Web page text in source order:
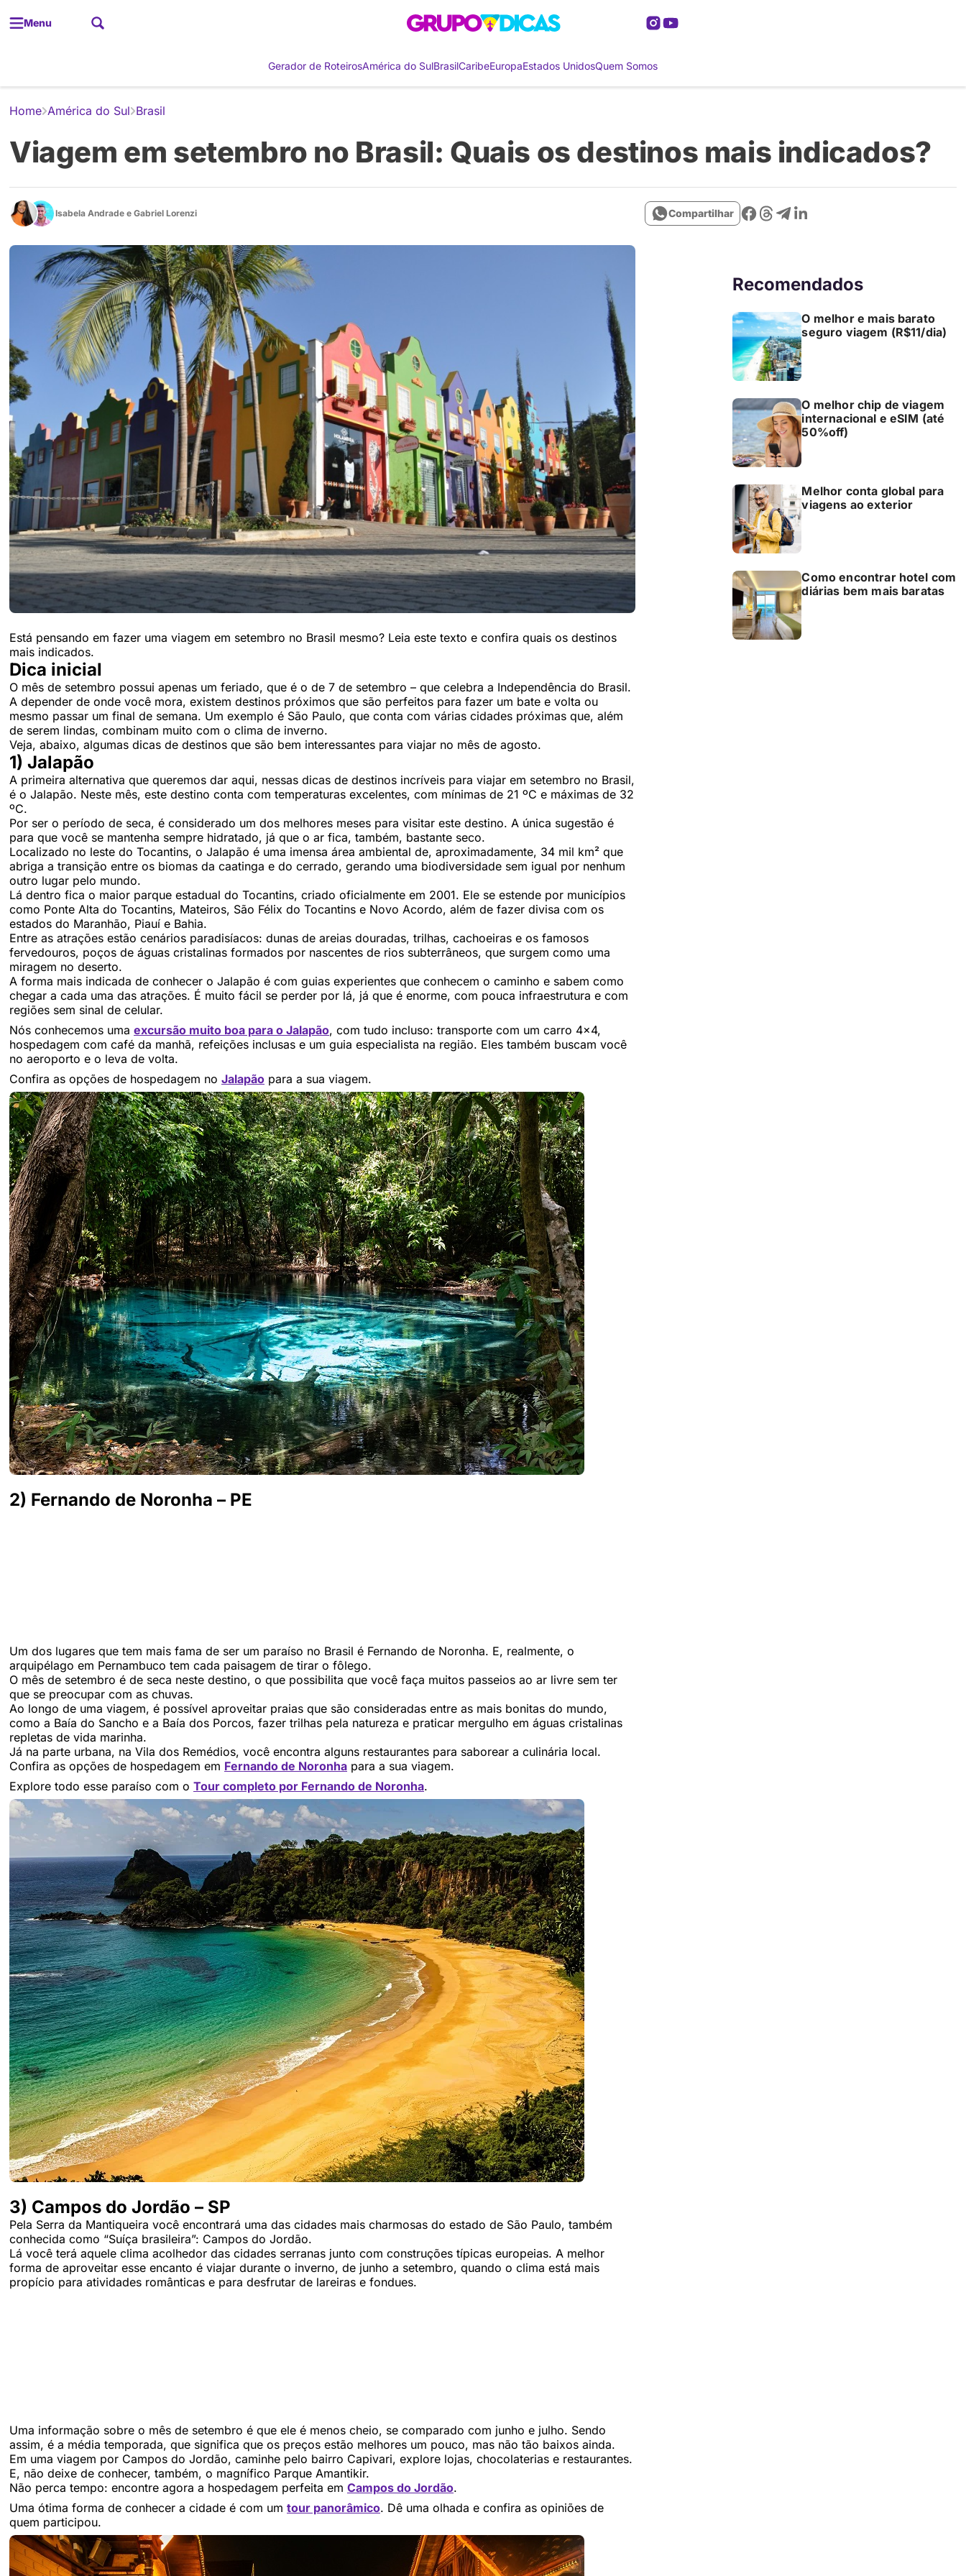
Menu
Gerador de RoteirosAmérica do SulBrasilCaribeEuropaEstados UnidosQuem Somos
Home América do Sul Brasil
Viagem em setembro no Brasil: Quais os destinos mais indicados?
Isabela Andrade e Gabriel Lorenzi Compartilhar
Está pensando em fazer uma viagem em setembro no Brasil mesmo? Leia este texto e confira quais os destinos
mais indicados.
Dica inicial
O mês de setembro possui apenas um feriado, que é o de 7 de setembro – que celebra a Independência do Brasil.
A depender de onde você mora, existem destinos próximos que são perfeitos para fazer um bate e volta ou
mesmo passar um final de semana. Um exemplo é São Paulo, que conta com várias cidades próximas que, além
de serem lindas, combinam muito com o clima de inverno.
Veja, abaixo, algumas dicas de destinos que são bem interessantes para viajar no mês de agosto.
1) Jalapão
A primeira alternativa que queremos dar aqui, nessas dicas de destinos incríveis para viajar em setembro no Brasil,
é o Jalapão. Neste mês, este destino conta com temperaturas excelentes, com mínimas de 21 ºC e máximas de 32
ºC.
Por ser o período de seca, é considerado um dos melhores meses para visitar este destino. A única sugestão é
para que você se mantenha sempre hidratado, já que o ar fica, também, bastante seco.
Localizado no leste do Tocantins, o Jalapão é uma imensa área ambiental de, aproximadamente, 34 mil km² que
abriga a transição entre os biomas da caatinga e do cerrado, gerando uma biodiversidade sem igual por nenhum
outro lugar pelo mundo.
Lá dentro fica o maior parque estadual do Tocantins, criado oficialmente em 2001. Ele se estende por municípios
como Ponte Alta do Tocantins, Mateiros, São Félix do Tocantins e Novo Acordo, além de fazer divisa com os
estados do Maranhão, Piauí e Bahia.
Entre as atrações estão cenários paradisíacos: dunas de areias douradas, trilhas, cachoeiras e os famosos
fervedouros, poços de águas cristalinas formados por nascentes de rios subterrâneos, que surgem como uma
miragem no deserto.
A forma mais indicada de conhecer o Jalapão é com guias experientes que conhecem o caminho e sabem como
chegar a cada uma das atrações. É muito fácil se perder por lá, já que é enorme, com pouca infraestrutura e com
regiões sem sinal de celular.
Nós conhecemos uma excursão muito boa para o Jalapão, com tudo incluso: transporte com um carro 4×4,
hospedagem com café da manhã, refeições inclusas e um guia especialista na região. Eles também buscam você
no aeroporto e o leva de volta.
Confira as opções de hospedagem no Jalapão para a sua viagem.
2) Fernando de Noronha – PE
Um dos lugares que tem mais fama de ser um paraíso no Brasil é Fernando de Noronha. E, realmente, o
arquipélago em Pernambuco tem cada paisagem de tirar o fôlego.
O mês de setembro é de seca neste destino, o que possibilita que você faça muitos passeios ao ar livre sem ter
que se preocupar com as chuvas.
Ao longo de uma viagem, é possível aproveitar praias que são consideradas entre as mais bonitas do mundo,
como a Baía do Sancho e a Baía dos Porcos, fazer trilhas pela natureza e praticar mergulho em águas cristalinas
repletas de vida marinha.
Já na parte urbana, na Vila dos Remédios, você encontra alguns restaurantes para saborear a culinária local.
Confira as opções de hospedagem em Fernando de Noronha para a sua viagem.
Explore todo esse paraíso com o Tour completo por Fernando de Noronha.
3) Campos do Jordão – SP
Pela Serra da Mantiqueira você encontrará uma das cidades mais charmosas do estado de São Paulo, também
conhecida como “Suíça brasileira”: Campos do Jordão.
Lá você terá aquele clima acolhedor das cidades serranas junto com construções típicas europeias. A melhor
forma de aproveitar esse encanto é viajar durante o inverno, de junho a setembro, quando o clima está mais
propício para atividades românticas e para desfrutar de lareiras e fondues.
Uma informação sobre o mês de setembro é que ele é menos cheio, se comparado com junho e julho. Sendo
assim, é a média temporada, que significa que os preços estão melhores um pouco, mas não tão baixos ainda.
Em uma viagem por Campos do Jordão, caminhe pelo bairro Capivari, explore lojas, chocolaterias e restaurantes.
E, não deixe de conhecer, também, o magnífico Parque Amantikir.
Não perca tempo: encontre agora a hospedagem perfeita em Campos do Jordão.
Uma ótima forma de conhecer a cidade é com um tour panorâmico. Dê uma olhada e confira as opiniões de
quem participou.
Recomendados
O melhor e mais barato
seguro viagem (R$11/dia)
O melhor chip de viagem
internacional e eSIM (até
50%off)
Melhor conta global para
viagens ao exterior
Como encontrar hotel com
diárias bem mais baratas